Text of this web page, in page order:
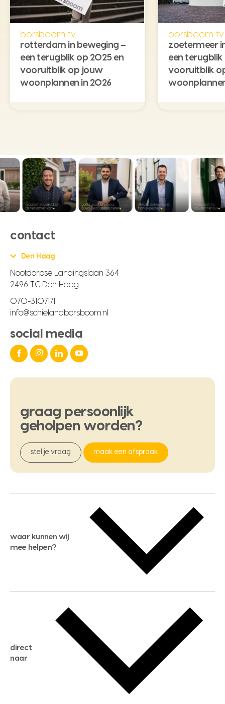
borsboom tv
rotterdam in beweging –
een terugblik op 2025 en
vooruitblik op jouw
woonplannen in 2026
borsboom tv
zoetermeer
een terugblik
vooruitblik
contact
Den Haag
Nootdorpse Landingslaan 364
2496 TC Den Haag
070-3107171
info@schielandborsboom.nl
social media
graag persoonlijk
geholpen worden?
stel je vraag maak een afspraak
waar kunnen wij
mee helpen?
gratis zoekservice
huis verkopen
huis kopen
direct
naar